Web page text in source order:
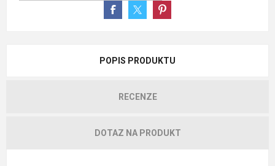
POPIS PRODUKTU
RECENZE
DOTAZ NA PRODUKT